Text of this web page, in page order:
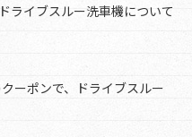
ライブスルー洗車機について
ーポンで、ドライブスルー